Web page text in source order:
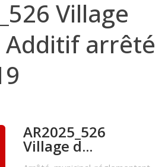
Village
Additif arrêté
AR2025_526
Village d...